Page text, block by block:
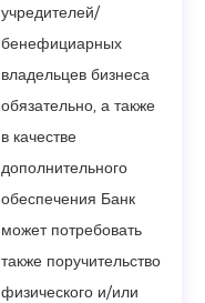
учредителей/
бенефициарных
владельцев бизнеса
обязательно, а также
в качестве
дополнительного
обеспечения Банк
может потребовать
также поручительство
физического и/или